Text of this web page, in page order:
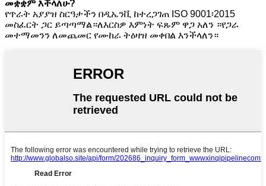
መቋቋም እችላለሁ?
የጥራት አያያዝ ስርዓታችን በዲኤንቪ ከተረጋገጠ ISO 9001፡2015
መስፈርት ጋር ይጣጣማል።ለእርስዎ እምነት ፍጹም ዋጋ አለን ።የጋራ
መተማመንን ለመጨመር የሙከራ ትዕዛዝ መቀበል እንችላለን።